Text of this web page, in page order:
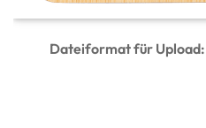
Dateiformat für Upload: